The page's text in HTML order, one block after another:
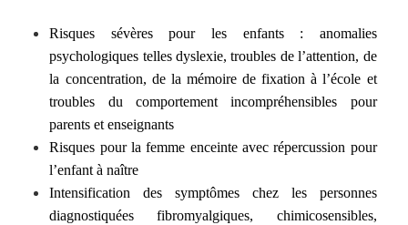
Risques sévères pour les enfants : anomalies
psychologiques telles dyslexie, troubles de l’attention, de
la concentration, de la mémoire de fixation à l’école et
troubles du comportement incompréhensibles pour
parents et enseignants
Risques pour la femme enceinte avec répercussion pour
l’enfant à naître
Intensification des symptômes chez les personnes
diagnostiquées fibromyalgiques, chimicosensibles,